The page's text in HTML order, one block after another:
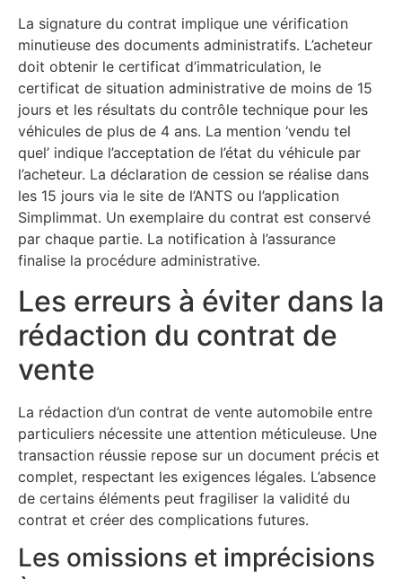
La signature du contrat implique une vérification
minutieuse des documents administratifs. L’acheteur
doit obtenir le certificat d’immatriculation, le
certificat de situation administrative de moins de 15
jours et les résultats du contrôle technique pour les
véhicules de plus de 4 ans. La mention ‘vendu tel
quel’ indique l’acceptation de l’état du véhicule par
l’acheteur. La déclaration de cession se réalise dans
les 15 jours via le site de l’ANTS ou l’application
Simplimmat. Un exemplaire du contrat est conservé
par chaque partie. La notification à l’assurance
finalise la procédure administrative.
Les erreurs à éviter dans la
rédaction du contrat de
vente
La rédaction d’un contrat de vente automobile entre
particuliers nécessite une attention méticuleuse. Une
transaction réussie repose sur un document précis et
complet, respectant les exigences légales. L’absence
de certains éléments peut fragiliser la validité du
contrat et créer des complications futures.
Les omissions et imprécisions